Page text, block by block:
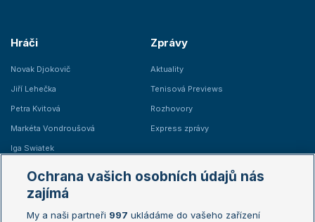
Hráči
Novak Djokovič
Jiří Lehečka
Petra Kvitová
Markéta Vondroušová
Iga Swiatek
Zprávy
Aktuality
Tenisová Previews
Rozhovory
Express zprávy
Žebříčky
Žebříček ATP (muži)
Australian Open
Ochrana vašich osobních údajů nás
zajímá
My a naši partneři 997 ukládáme do vašeho zařízení